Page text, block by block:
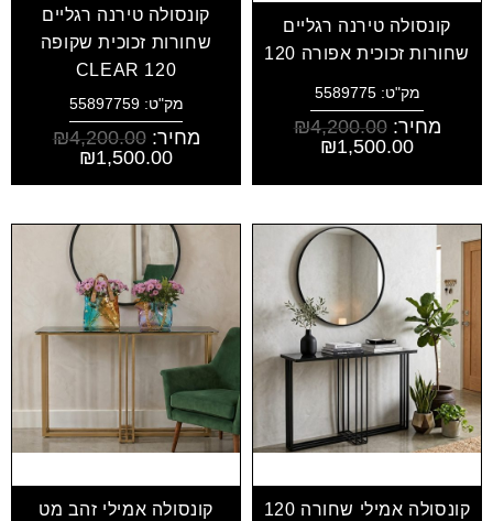
קונסולה טירנה רגליים
שחורות זכוכית אפורה 120
מק"ט: 5589775
מחיר: ₪4,200.00
₪1,500.00
קונסולה טירנה רגליים
שחורות זכוכית שקופה
CLEAR 120
מק"ט: 55897759
מחיר: ₪4,200.00
₪1,500.00
קונסולה אמילי שחורה 120
קונסולה אמילי זהב מט